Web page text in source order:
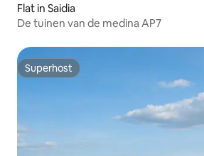
Flat in Saidia
De tuinen van de medina AP7
Superhost
Superhost